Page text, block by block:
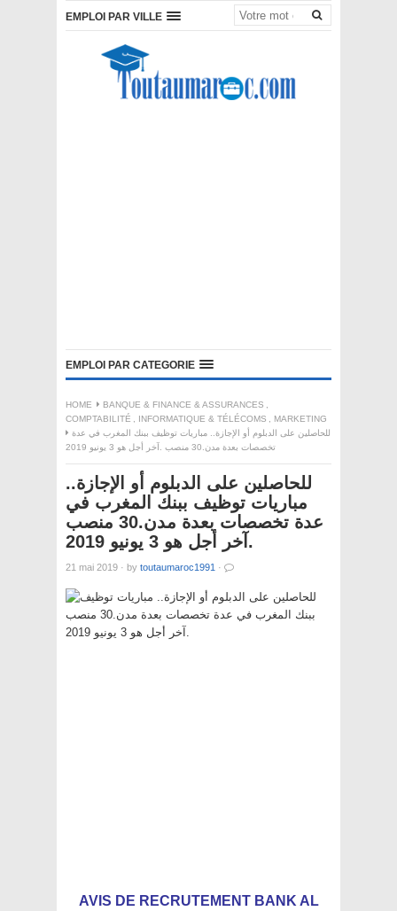
EMPLOI PAR VILLE
EMPLOI PAR CATEGORIE
HOME BANQUE & FINANCE & ASSURANCES ,
COMPTABILITÉ , INFORMATIQUE & TÉLÉCOMS , MARKETING
للحاصلين على الدبلوم أو الإجازة.. مباريات توظيف ببنك المغرب في عدة
تخصصات بعدة مدن.30 منصب .آخر أجل هو 3 يونيو 2019
للحاصلين على الدبلوم أو الإجازة..
مباريات توظيف ببنك المغرب في
عدة تخصصات بعدة مدن.30 منصب
.آخر أجل هو 3 يونيو 2019
21 mai 2019 · by toutaumaroc1991 ·
AVIS DE RECRUTEMENT BANK AL